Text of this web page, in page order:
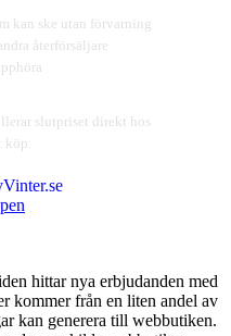
kan ske utan förvarning
återförsäljare
slutpriset direkt hos
köp.
hittar nya erbjudanden med
kommer från en liten andel av
kan generera till webbutiken.